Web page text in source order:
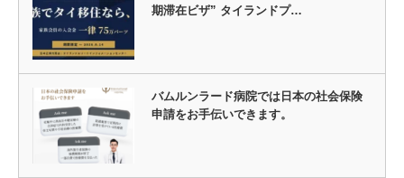
期滞在ビザ” タイランドプ…
バムルンラード病院では日本の社会保険
申請をお手伝いできます。